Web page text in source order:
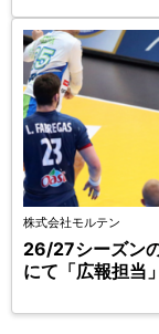
株式会社モルテン
26/27シーズン
にて「広報担当」